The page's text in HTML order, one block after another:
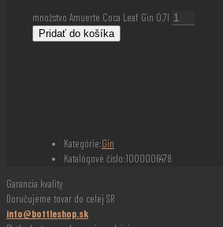
množstvo Amuerte Coca Leaf Gin 0,7l
Pridať do košíka
Kategórie:Gin
Katalógové číslo:1000006478
Garancia kvality
Doručujeme tovar do celej SR
info@bottleshop.sk